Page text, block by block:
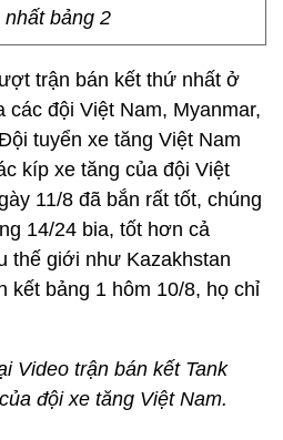
nhất bảng 2
trận bán kết thứ nhất ở
các đội Việt Nam, Myanmar,
tuyển xe tăng Việt Nam
kíp xe tăng của đội Việt
11/8 đã bắn rất tốt, chúng
14/24 bia, tốt hơn cả
thế giới như Kazakhstan
kết bảng 1 hôm 10/8, họ chỉ
Video trận bán kết Tank
đội xe tăng Việt Nam.